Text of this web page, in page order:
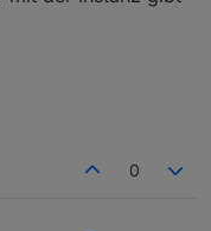
anpassen.
ich immer ein
0